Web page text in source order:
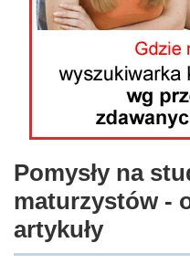
Pomysły na
maturzystów -
artykuły